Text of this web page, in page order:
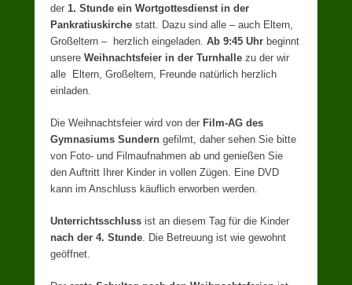
der 1. Stunde ein Wortgottesdienst in der
Pankratiuskirche statt. Dazu sind alle – auch Eltern,
Großeltern – herzlich eingeladen. Ab 9:45 Uhr beginnt
unsere Weihnachtsfeier in der Turnhalle zu der wir
alle Eltern, Großeltern, Freunde natürlich herzlich
einladen.
Die Weihnachtsfeier wird von der Film-AG des
Gymnasiums Sundern gefilmt, daher sehen Sie bitte
von Foto- und Filmaufnahmen ab und genießen Sie
den Auftritt Ihrer Kinder in vollen Zügen. Eine DVD
kann im Anschluss käuflich erworben werden.
Unterrichtsschluss ist an diesem Tag für die Kinder
nach der 4. Stunde. Die Betreuung ist wie gewohnt
geöffnet.